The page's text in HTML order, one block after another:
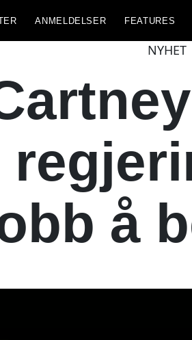
ANMELDELSER FEATURES
NYHET
å